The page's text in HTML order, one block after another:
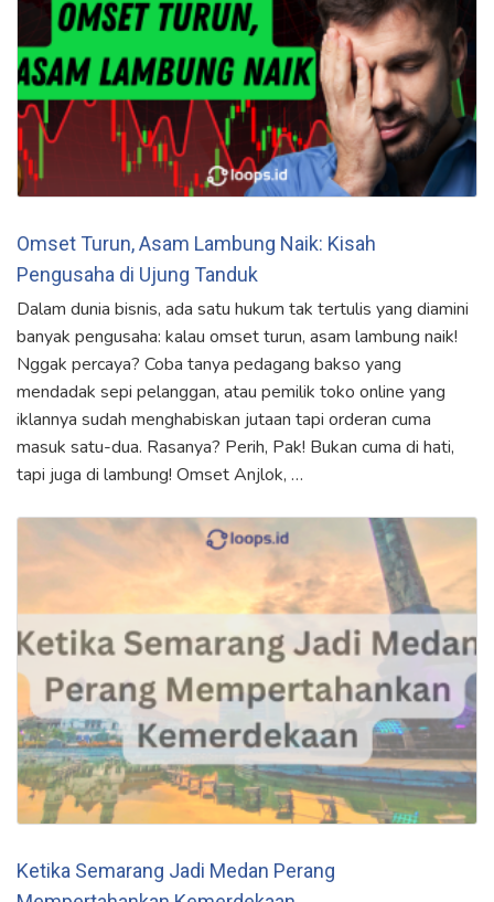
Omset Turun, Asam Lambung Naik: Kisah
Pengusaha di Ujung Tanduk
Dalam dunia bisnis, ada satu hukum tak tertulis yang diamini
banyak pengusaha: kalau omset turun, asam lambung naik!
Nggak percaya? Coba tanya pedagang bakso yang
mendadak sepi pelanggan, atau pemilik toko online yang
iklannya sudah menghabiskan jutaan tapi orderan cuma
masuk satu-dua. Rasanya? Perih, Pak! Bukan cuma di hati,
tapi juga di lambung! Omset Anjlok, …
Ketika Semarang Jadi Medan Perang